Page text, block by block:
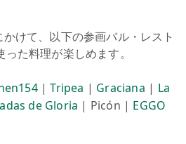
けて、以下の参画バル・レスト
た料理が楽しめます。
|Tripea | Graciana | La
de Gloria | Picón | EGGO